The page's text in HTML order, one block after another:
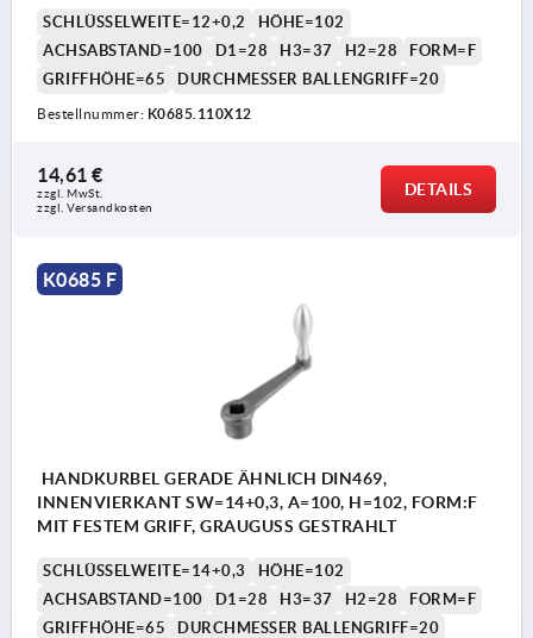
SCHLÜSSELWEITE=12+0,2
HÖHE=102
ACHSABSTAND=100
D1=28 H3=37 H2=28
FORM=F
GRIFFHÖHE=65
DURCHMESSER BALLENGRIFF=20
Bestellnummer: K0685.110X12
14,61 €
zzgl. MwSt.
zzgl. Versandkosten
DETAILS
K0685 F
HANDKURBEL GERADE ÄHNLICH DIN469,
INNENVIERKANT SW=14+0,3, A=100, H=102, FORM:F
MIT FESTEM GRIFF, GRAUGUSS GESTRAHLT
SCHLÜSSELWEITE=14+0,3
HÖHE=102
ACHSABSTAND=100
D1=28 H3=37 H2=28
FORM=F
GRIFFHÖHE=65
DURCHMESSER BALLENGRIFF=20